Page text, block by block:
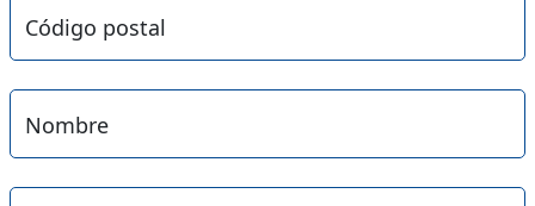
Código postal
Nombre